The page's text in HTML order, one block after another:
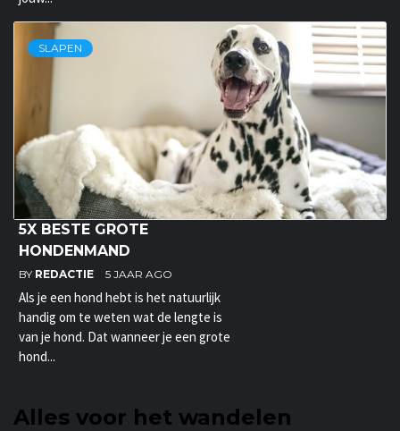
SLAPEN
5X BESTE GROTE
HONDENMAND
BY REDACTIE 5 JAAR AGO
Als je een hond hebt is het natuurlijk
handig om te weten wat de lengte is
van je hond. Dat wanneer je een grote
hond...
Alles voor het wandelen